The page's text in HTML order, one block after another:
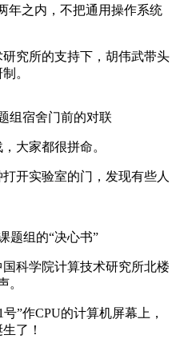
年之内，不把通用操作系统
究所的支持下，胡伟武带头
。
组宿舍门前的对联
大家都很拼命。
开实验室的门，发现有些人
题组的“决心书”
国科学院计算技术研究所北楼
。
”作CPU的计算机屏幕上，
了！